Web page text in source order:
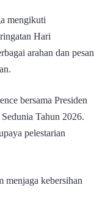
mengikuti
Hari
arahan dan pesan
bersama Presiden
Tahun 2026.
pelestarian
menjaga kebersihan